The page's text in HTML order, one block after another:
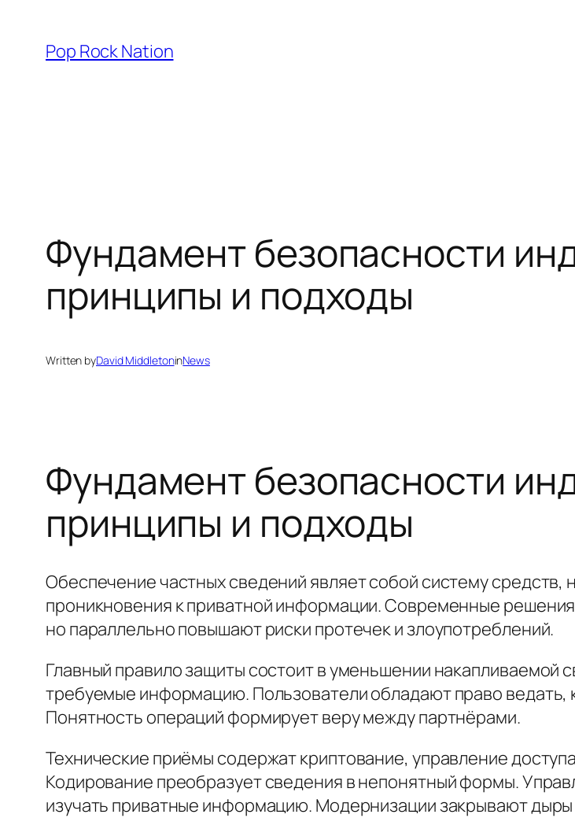
content
Pop Rock Nation
Фундамент безопасности
принципы и подходы
Written byDavid MiddletoninNews
Фундамент безопасности
принципы и подходы
Обеспечение частных сведений являет собой систему
проникновения к приватной информации. Современные
но параллельно повышают риски протечек и злоупотреблений.
Главный правило защиты состоит в уменьшении накапливаемой
требуемые информацию. Пользователи обладают право ведать,
Понятность операций формирует веру между партнёрами.
Технические приёмы содержат криптование, управление
Кодирование преобразует сведения в непонятный формы.
изучать приватные информацию. Модернизации закрывают дыры